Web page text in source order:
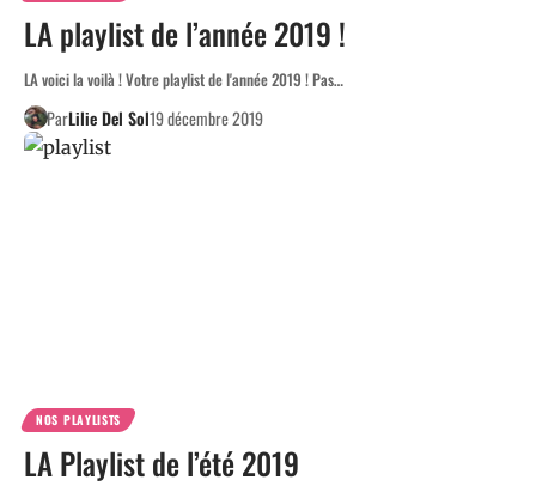
LA playlist de l’année 2019 !
LA voici la voilà ! Votre playlist de l'année 2019 ! Pas…
ParLilie Del Sol19 décembre 2019
NOS PLAYLISTS
LA Playlist de l’été 2019